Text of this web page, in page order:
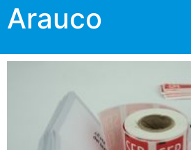
Arauco